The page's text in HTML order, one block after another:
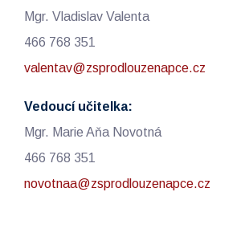
Mgr. Vladislav Valenta
466 768 351
valentav@zsprodlouzenapce.cz
Vedoucí učitelka:
Mgr. Marie Aňa Novotná
466 768 351
novotnaa@zsprodlouzenapce.cz